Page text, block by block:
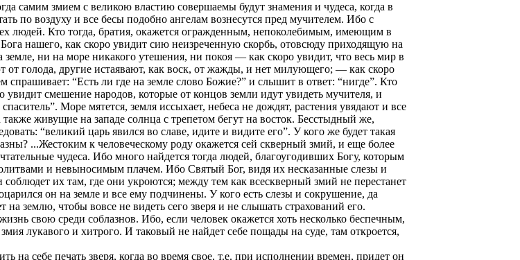
самим змием с великою властию совершаемы будут знамения и чудеса, когда в
по воздуху и все бесы подобно ангелам вознесутся пред мучителем. Ибо с
людей. Кто тогда, братия, окажется огражденным, непоколебимым, имеющим в
нашего, как скоро увидит сию неизреченную скорбь, отовсюду приходящую на
ни на море никакого утешения, ни покоя — как скоро увидит, что весь мир в
голода, другие истаявают, как воск, от жажды, и нет милующего; — как скоро
“Есть ли где на земле слово Божие?” и слышит в ответ: “нигде”. Кто
смешение народов, которые от концов земли идут увидеть мучителя, и
Море мятется, земля иссыхает, небеса не дождят, растения увядают и все
живущие на западе солнца с трепетом бегут на восток. Бесстыдный же,
“великий царь явился во славе, идите и видите его”. У кого же будет такая
...Жестоким к человеческому роду окажется сей скверный змий, и еще более
чудеса. Ибо много найдется тогда людей, благоугодивших Богу, которым
и невыносимым плачем. Ибо Святый Бог, видя их несказанные слезы и
их там, где они укроются; между тем как всескверный змий не перестанет
он на земле и все ему подчинены. У кого есть слезы и сокрушение, да
землю, чтобы вовсе не видеть сего зверя и не слышать страхований его.
свою среди соблазнов. Ибо, если человек окажется хоть несколько беспечным,
лукавого и хитрого. И таковый не найдет себе пощады на суде, там откроется,
на себе печать зверя, когда во время свое, т.е. при исполнении времен, придет он